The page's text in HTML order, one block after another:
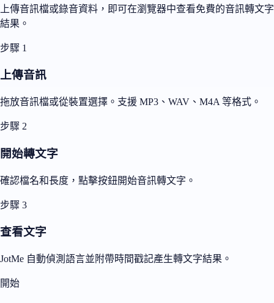
上傳音訊檔或錄音資料，即可在瀏覽器中查看免費的音訊轉文字
結果。
步驟 1
上傳音訊
拖放音訊檔或從裝置選擇。支援 MP3、WAV、M4A 等格式。
步驟 2
開始轉文字
確認檔名和長度，點擊按鈕開始音訊轉文字。
步驟 3
查看文字
JotMe 自動偵測語言並附帶時間戳記產生轉文字結果。
開始